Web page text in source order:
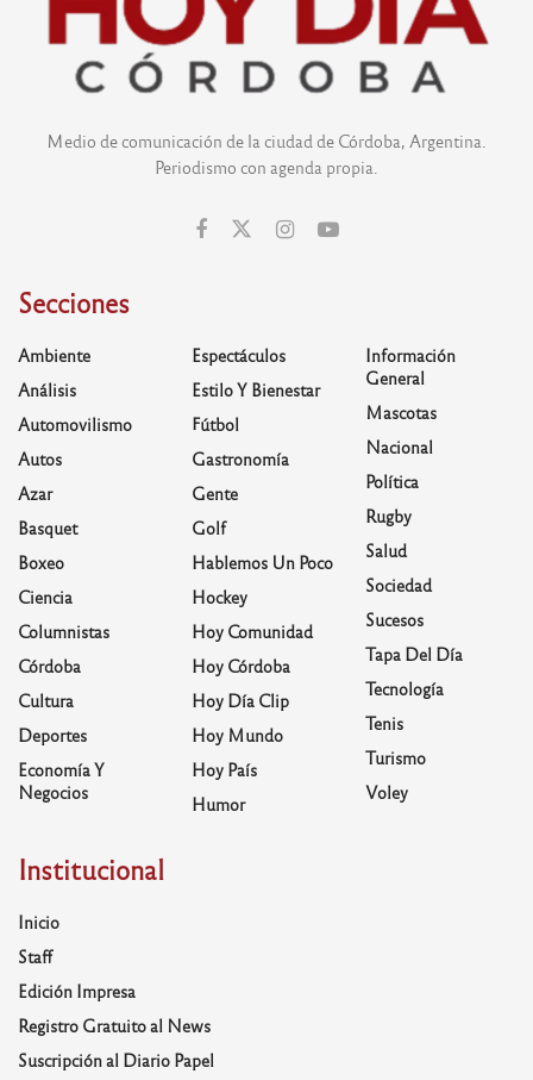
Medio de comunicación de la ciudad de Córdoba, Argentina.
Periodismo con agenda propia.
Secciones
Ambiente
Análisis
Automovilismo
Autos
Azar
Basquet
Boxeo
Ciencia
Columnistas
Córdoba
Cultura
Deportes
Economía Y
Negocios
Espectáculos
Estilo Y Bienestar
Fútbol
Gastronomía
Gente
Golf
Hablemos Un Poco
Hockey
Hoy Comunidad
Hoy Córdoba
Hoy Día Clip
Hoy Mundo
Hoy País
Humor
Información
General
Mascotas
Nacional
Política
Rugby
Salud
Sociedad
Sucesos
Tapa Del Día
Tecnología
Tenis
Turismo
Voley
Institucional
Inicio
Staff
Edición Impresa
Registro Gratuito al News
Suscripción al Diario Papel